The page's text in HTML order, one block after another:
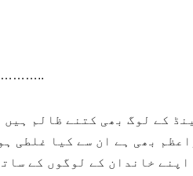
کے لوگ بھی کتنے ظالم
بھی ہے ان سے کیا غلطی
اپنے خاندان کے لوگوں کے